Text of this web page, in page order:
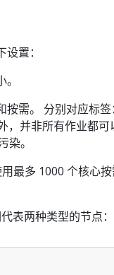
置：
需。 分别对应标签：
，并非所有作业都可
染。
最多 1000 个核心
表两种类型的节点：